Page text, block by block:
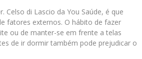
Celso di Lascio da You Saúde, é que
fatores externos. O hábito de fazer
ou de manter-se em frente a telas
de ir dormir também pode prejudicar o